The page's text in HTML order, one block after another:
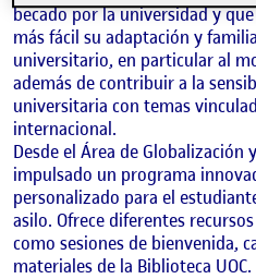
becado por la universidad y
más fácil su adaptación y
universitario, en particular al
además de contribuir a la
universitaria con temas
internacional.
Desde el Área de Globalización
impulsado un programa
personalizado para el
asilo. Ofrece diferentes
como sesiones de bienvenida,
materiales de la Biblioteca UOC.